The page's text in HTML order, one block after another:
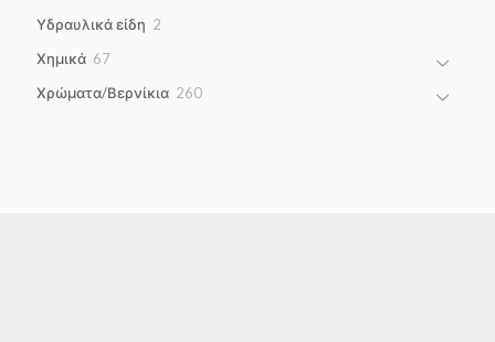
Υδραυλικά είδη 2
Χημικά 6767
Χρώματα/Βερνίκια 260260